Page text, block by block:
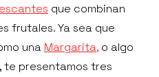
que combinan
frutales. Ya sea que
una Margarita, o algo
te presentamos tres